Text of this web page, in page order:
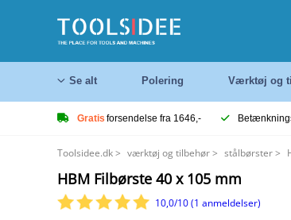
Se alt Polering Værktøj og
Gratis forsendelse fra 1646,-
Toolsidee.dk> værktøj og tilbehør> stålbørster>
HBM Filbørste 40 x 105 mm
10,0/10 (1 anmeldelser)